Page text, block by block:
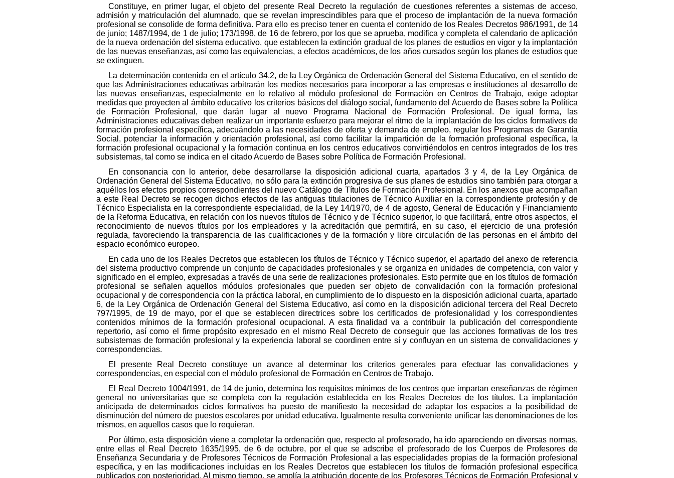
Constituye, en primer lugar, el objeto del presente Real Decreto la regulación de cuestiones referentes a sistemas de acceso,
admisión y matriculación del alumnado, que se revelan imprescindibles para que el proceso de implantación de la nueva formación
profesional se consolide de forma definitiva. Para ello es preciso tener en cuenta el contenido de los Reales Decretos 986/1991, de 14
de junio; 1487/1994, de 1 de julio; 173/1998, de 16 de febrero, por los que se aprueba, modifica y completa el calendario de aplicación
de la nueva ordenación del sistema educativo, que establecen la extinción gradual de los planes de estudios en vigor y la implantación
de las nuevas enseñanzas, así como las equivalencias, a efectos académicos, de los años cursados según los planes de estudios que
se extinguen.
La determinación contenida en el artículo 34.2, de la Ley Orgánica de Ordenación General del Sistema Educativo, en el sentido de
que las Administraciones educativas arbitrarán los medios necesarios para incorporar a las empresas e instituciones al desarrollo de
las nuevas enseñanzas, especialmente en lo relativo al módulo profesional de Formación en Centros de Trabajo, exige adoptar
medidas que proyecten al ámbito educativo los criterios básicos del diálogo social, fundamento del Acuerdo de Bases sobre la Política
de Formación Profesional, que darán lugar al nuevo Programa Nacional de Formación Profesional. De igual forma, las
Administraciones educativas deben realizar un importante esfuerzo para mejorar el ritmo de la implantación de los ciclos formativos de
formación profesional específica, adecuándolo a las necesidades de oferta y demanda de empleo, regular los Programas de Garantía
Social, potenciar la información y orientación profesional, así como facilitar la impartición de la formación profesional específica, la
formación profesional ocupacional y la formación continua en los centros educativos convirtiéndolos en centros integrados de los tres
subsistemas, tal como se indica en el citado Acuerdo de Bases sobre Política de Formación Profesional.
En consonancia con lo anterior, debe desarrollarse la disposición adicional cuarta, apartados 3 y 4, de la Ley Orgánica de
Ordenación General del Sistema Educativo, no sólo para la extinción progresiva de sus planes de estudios sino también para otorgar a
aquéllos los efectos propios correspondientes del nuevo Catálogo de Títulos de Formación Profesional. En los anexos que acompañan
a este Real Decreto se recogen dichos efectos de las antiguas titulaciones de Técnico Auxiliar en la correspondiente profesión y de
Técnico Especialista en la correspondiente especialidad, de la Ley 14/1970, de 4 de agosto, General de Educación y Financiamiento
de la Reforma Educativa, en relación con los nuevos títulos de Técnico y de Técnico superior, lo que facilitará, entre otros aspectos, el
reconocimiento de nuevos títulos por los empleadores y la acreditación que permitirá, en su caso, el ejercicio de una profesión
regulada, favoreciendo la transparencia de las cualificaciones y de la formación y libre circulación de las personas en el ámbito del
espacio económico europeo.
En cada uno de los Reales Decretos que establecen los títulos de Técnico y Técnico superior, el apartado del anexo de referencia
del sistema productivo comprende un conjunto de capacidades profesionales y se organiza en unidades de competencia, con valor y
significado en el empleo, expresadas a través de una serie de realizaciones profesionales. Esto permite que en los títulos de formación
profesional se señalen aquellos módulos profesionales que pueden ser objeto de convalidación con la formación profesional
ocupacional y de correspondencia con la práctica laboral, en cumplimiento de lo dispuesto en la disposición adicional cuarta, apartado
6, de la Ley Orgánica de Ordenación General del Sistema Educativo, así como en la disposición adicional tercera del Real Decreto
797/1995, de 19 de mayo, por el que se establecen directrices sobre los certificados de profesionalidad y los correspondientes
contenidos mínimos de la formación profesional ocupacional. A esta finalidad va a contribuir la publicación del correspondiente
repertorio, así como el firme propósito expresado en el mismo Real Decreto de conseguir que las acciones formativas de los tres
subsistemas de formación profesional y la experiencia laboral se coordinen entre sí y confluyan en un sistema de convalidaciones y
correspondencias.
El presente Real Decreto constituye un avance al determinar los criterios generales para efectuar las convalidaciones y
correspondencias, en especial con el módulo profesional de Formación en Centros de Trabajo.
El Real Decreto 1004/1991, de 14 de junio, determina los requisitos mínimos de los centros que impartan enseñanzas de régimen
general no universitarias que se completa con la regulación establecida en los Reales Decretos de los títulos. La implantación
anticipada de determinados ciclos formativos ha puesto de manifiesto la necesidad de adaptar los espacios a la posibilidad de
disminución del número de puestos escolares por unidad educativa. Igualmente resulta conveniente unificar las denominaciones de los
mismos, en aquellos casos que lo requieran.
Por último, esta disposición viene a completar la ordenación que, respecto al profesorado, ha ido apareciendo en diversas normas,
entre ellas el Real Decreto 1635/1995, de 6 de octubre, por el que se adscribe el profesorado de los Cuerpos de Profesores de
Enseñanza Secundaria y de Profesores Técnicos de Formación Profesional a las especialidades propias de la formación profesional
específica, y en las modificaciones incluidas en los Reales Decretos que establecen los títulos de formación profesional específica
publicados con posterioridad. Al mismo tiempo, se amplía la atribución docente de los Profesores Técnicos de Formación Profesional y